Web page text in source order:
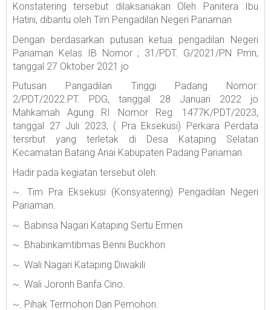
Konstatering tersebut dilaksanakan Oleh Panitera Ibu
Hatini, dibantu oleh Tim Pengadilan Negeri Pariaman
Dengan berdasarkan putusan ketua pengadilan Negeri
Pariaman Kelas IB Nomor ; 31/PDT. G/2021/PN Pmn,
tanggal 27 Oktober 2021 jo
Putusan Pangadilan Tinggi Padang Nomor:
2/PDT/2022.PT. PDG, tanggal 28 Januari 2022 jo
Mahkamah Agung RI Nomor Reg. 1477K/PDT/2023,
tanggal 27 Juli 2023, ( Pra Eksekusi) Perkara Perdata
tersrbut yang terletak di Desa Kataping Selatan
Kecamatan Batang Anai Kabupaten Padang Pariaman.
Hadir pada kegiatan tersebut oleh:
~. Tim Pra Eksekusi (Konsyatering) Pengadilan Negeri
Pariaman.
~. Babinsa Nagari Kataping Sertu Ermen
~. Bhabinkamtibmas Benni Buckhori
~. Wali Nagari Kataping Diwakili
~. Wali Joronh Banfa Cino.
~. Pihak Termohon Dan Pemohon.